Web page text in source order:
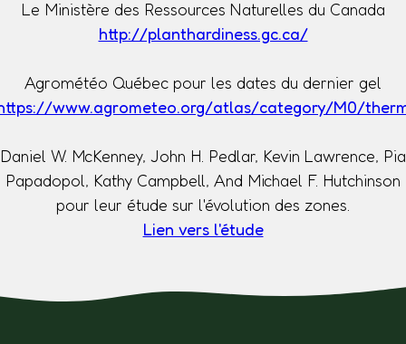
Le Ministère des Ressources Naturelles du Canada
http://planthardiness.gc.ca/
Agrométéo Québec pour les dates du dernier gel
www.agrometeo.org/atlas/category/M0/
Daniel W. McKenney, John H. Pedlar, Kevin Lawrence, Pia
Papadopol, Kathy Campbell, And Michael F. Hutchinson
pour leur étude sur l'évolution des zones.
Lien vers l'étude